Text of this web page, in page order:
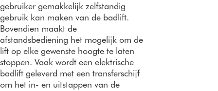
gebruiker gemakkelijk zelfstandig
gebruik kan maken van de badlift.
Bovendien maakt de
afstandsbediening het mogelijk om de
lift op elke gewenste hoogte te laten
stoppen. Vaak wordt een elektrische
badlift geleverd met een transferschijf
om het in- en uitstappen van de